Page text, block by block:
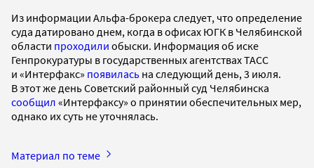
Из информации Альфа-брокера следует, что определение
суда датировано днем, когда в офисах ЮГК в Челябинской
области проходили обыски. Информация об иске
Генпрокуратуры в государственных агентствах ТАСС
и «Интерфакс» появилась на следующий день, 3 июля.
В этот же день Советский районный суд Челябинска
сообщил «Интерфаксу» о принятии обеспечительных мер,
однако их суть не уточнялась.
Материал по теме